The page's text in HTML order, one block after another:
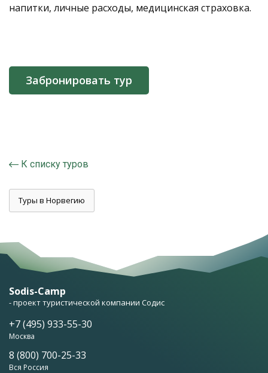
напитки, личные расходы, медицинская страховка.
Забронировать тур
К списку туров
Туры в Норвегию
Sodis-Camp
- проект туристической компании Содис
+7 (495) 933-55-30
Москва
8 (800) 700-25-33
Вся Россия